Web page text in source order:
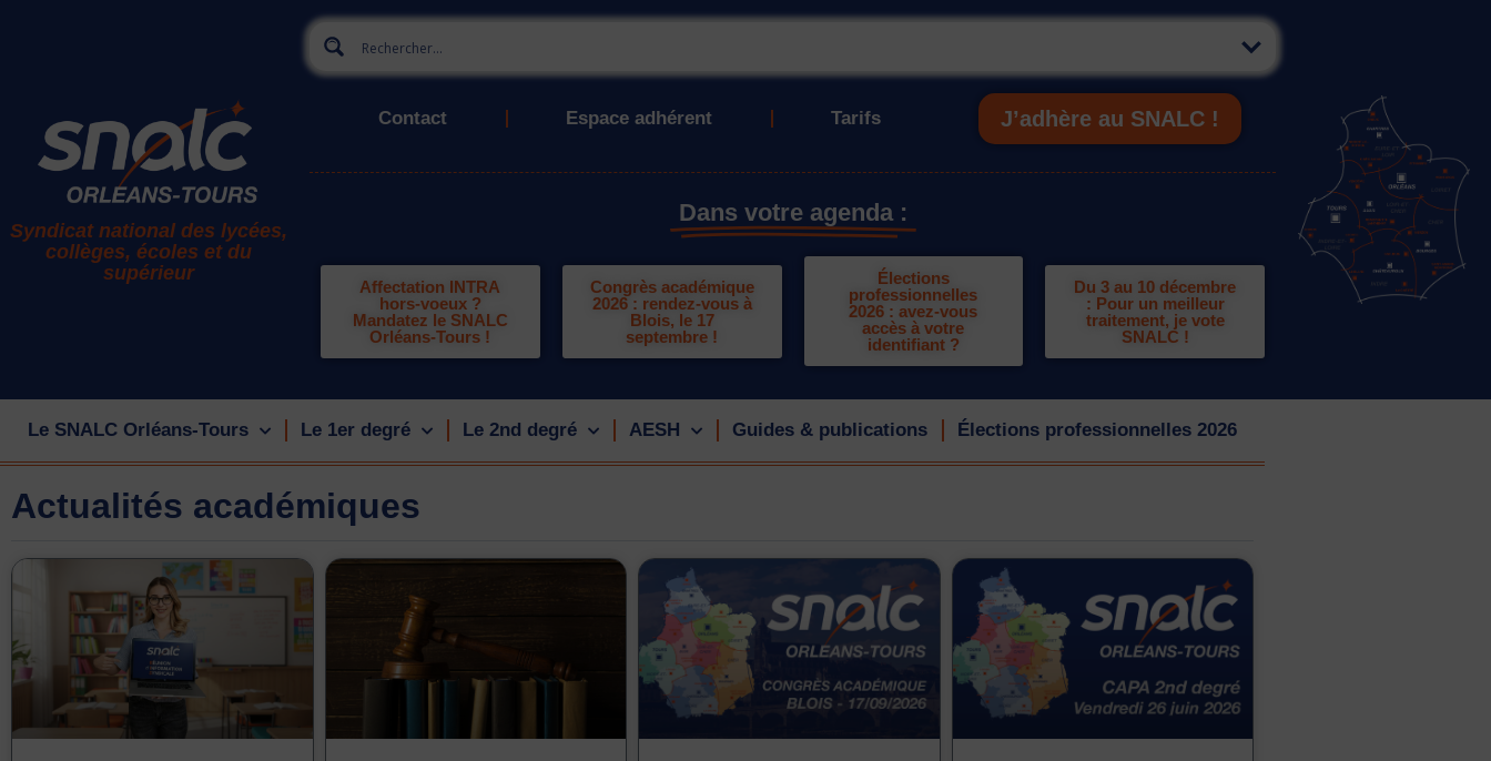
Syndicat national des lycées,
collèges, écoles et du
supérieur
Contact Espace adhérent Tarifs J’adhère au SNALC !
Dans votre agenda :
Affectation INTRA
hors-voeux ?
Mandatez le SNALC
Orléans-Tours !
Congrès académique
2026 : rendez-vous à
Blois, le 17
septembre !
Élections
professionnelles
2026 : avez-vous
accès à votre
identifiant ?
Du 3 au 10 décembre
: Pour un meilleur
traitement, je vote
SNALC !
Le SNALC Orléans-Tours Le 1er degré Le 2nd degré AESH Guides & publications Élections professionnelles 2026
Actualités académiques